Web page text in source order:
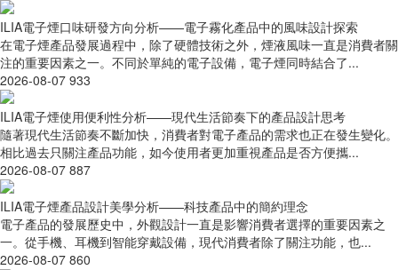
ILIA電子煙口味研發方向分析——電子霧化產品中的風味設計探索
在電子煙產品發展過程中，除了硬體技術之外，煙液風味一直是消費者關
注的重要因素之一。不同於單純的電子設備，電子煙同時結合了...
2026-08-07 933
ILIA電子煙使用便利性分析——現代生活節奏下的產品設計思考
隨著現代生活節奏不斷加快，消費者對電子產品的需求也正在發生變化。
相比過去只關注產品功能，如今使用者更加重視產品是否方便攜...
2026-08-07 887
ILIA電子煙產品設計美學分析——科技產品中的簡約理念
電子產品的發展歷史中，外觀設計一直是影響消費者選擇的重要因素之
一。從手機、耳機到智能穿戴設備，現代消費者除了關注功能，也...
2026-08-07 860